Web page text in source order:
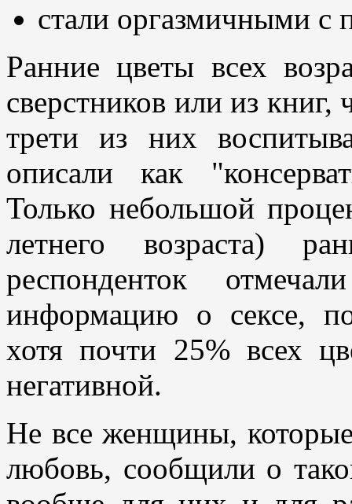
стали оргазмичными с
Ранние цветы всех
сверстников или из
трети из них
описали как
Только небольшой
летнего возраста)
респонденток
информацию о сексе,
хотя почти 25% всех
негативной.
Не все женщины, которые
любовь, сообщили о